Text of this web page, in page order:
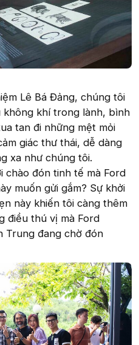
Lê Bá Đảng, chúng tôi
khí trong lành, bình
tan đi những mệt mỏi
giác thư thái, dễ dàng
xa như chúng tôi.
chào đón tinh tế mà Ford
muốn gửi gắm? Sự khởi
này khiến tôi càng thêm
điều thú vị mà Ford
Trung đang chờ đón